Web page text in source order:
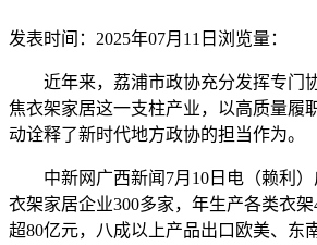
发表时间：2025年07月11日 浏览量：
近年来，荔浦市政协充分发挥专门
焦衣架家居这一支柱产业，以高质量履
动诠释了新时代地方政协的担当作为。
中新网广西新闻7月10日电（赖利）
衣架家居企业300多家，年生产各类衣
超80亿元，八成以上产品出口欧美、东